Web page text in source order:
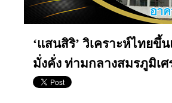
‘แสนสิริ’ วิเคราะห์ไทยขึ้
มั่งคั่ง ท่ามกลางสมรภูมิเ